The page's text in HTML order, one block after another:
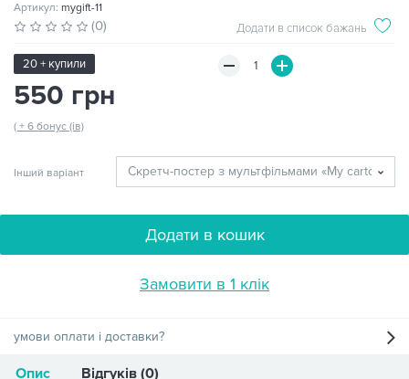
Артикул: mygift-11
(0) Додати в список бажань
20 + купили
550 грн
( + 6 бонус (ів)
Інший варіант
Додати в кошик
Замовити в 1 клік
умови оплати і доставки?
Опис Відгуків (0)